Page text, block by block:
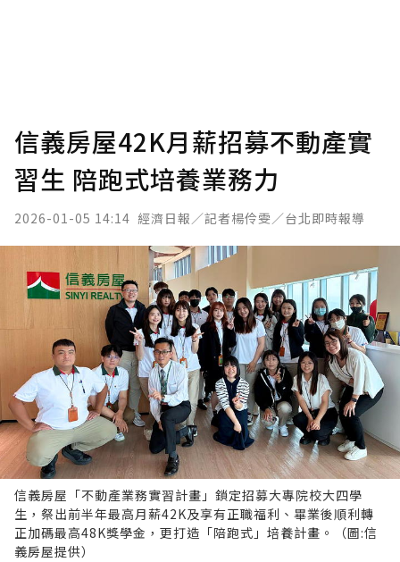
信義房屋42K月薪招募不動產實
習生 陪跑式培養業務力
2026-01-05 14:14 經濟日報／記者楊伶雯／台北即時報導
信義房屋「不動產業務實習計畫」鎖定招募大專院校大四學
生，祭出前半年最高月薪42K及享有正職福利、畢業後順利轉
正加碼最高48K獎學金，更打造「陪跑式」培養計畫。（圖:信
義房屋提供）